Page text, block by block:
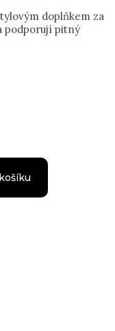
doplňkem za
podporují pitný